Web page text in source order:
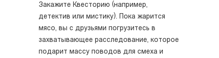
Закажите Квесторию (например,
детектив или мистику). Пока жарится
мясо, вы с друзьями погрузитесь в
захватывающее расследование, которое
подарит массу поводов для смеха и